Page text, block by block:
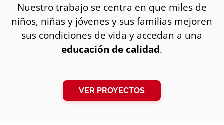
Nuestro trabajo se centra en que miles de
niños, niñas y jóvenes y sus familias mejoren
sus condiciones de vida y accedan a una
educación de calidad.
VER PROYECTOS